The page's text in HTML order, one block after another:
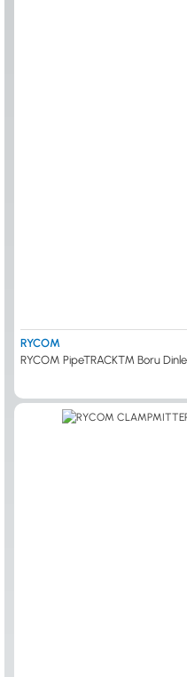
RYCOM
RYCOM PipeTRACK™ Boru